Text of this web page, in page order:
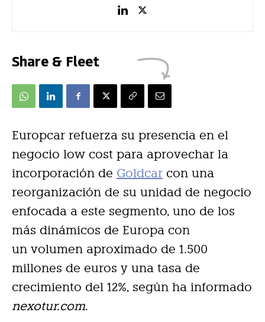
Share & Fleet
Europcar refuerza su presencia en el
negocio low cost para aprovechar la
incorporación de Goldcar con una
reorganización de su unidad de negocio
enfocada a este segmento, uno de los
más dinámicos de Europa con
un volumen aproximado de 1.500
millones de euros y una tasa de
crecimiento del 12%, según ha informado
nexotur.com.